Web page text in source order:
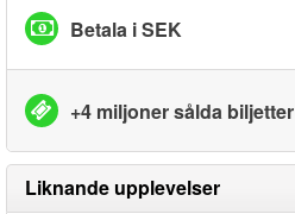
Betala i SEK
+4 miljoner sålda biljetter
Liknande upplevelser